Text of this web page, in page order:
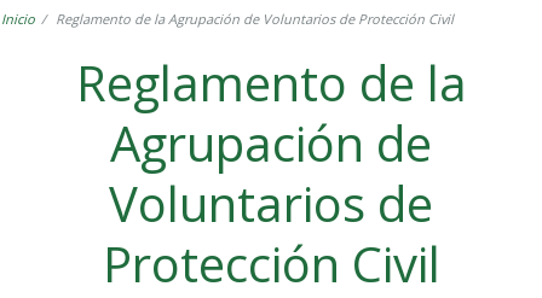
Inicio Reglamento de la Agrupación de Voluntarios de Protección Civil
Reglamento de la
Agrupación de
Voluntarios de
Protección Civil